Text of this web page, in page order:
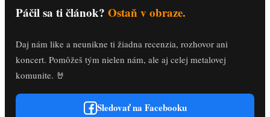
Páčil sa ti článok? Ostaň v obraze.
Daj nám like a neunikne ti žiadna recenzia, rozhovor ani
koncert. Pomôžeš tým nielen nám, ale aj celej metalovej
komunite. 🤘
Sledovať na Facebooku